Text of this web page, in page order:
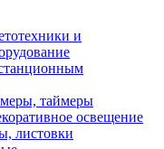
и
таймеры
освещение
листовки